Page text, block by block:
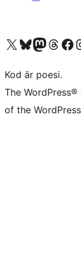
Besök vår X-konto (f.d. Twitter)
Besök vårt Bluesky-konto
Besök vårt Mastodon-konto
Besök vårt Thread-
Besök vår
Kod är poesi.
The
of the